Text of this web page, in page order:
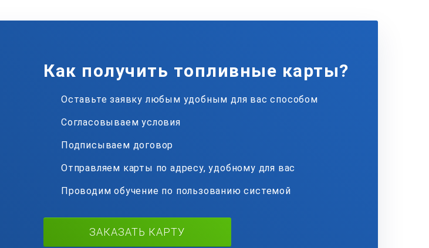
Как получить топливные карты?
Оставьте заявку любым удобным для вас способом
Согласовываем условия
Подписываем договор
Отправляем карты по адресу, удобному для вас
Проводим обучение по пользованию системой
ЗАКАЗАТЬ КАРТУ